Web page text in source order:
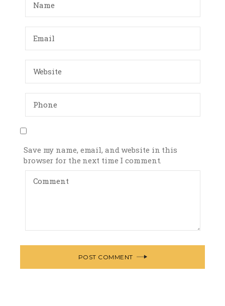
Save my name, email, and website in this
browser for the next time I comment.
POST COMMENT